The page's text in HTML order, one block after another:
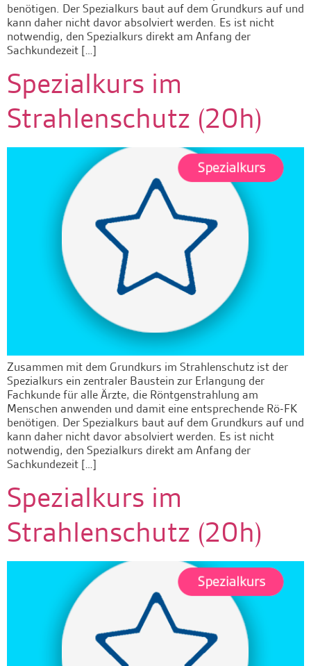
benötigen. Der Spezialkurs baut auf dem Grundkurs auf und
kann daher nicht davor absolviert werden. Es ist nicht
notwendig, den Spezialkurs direkt am Anfang der
Sachkundezeit […]
Spezialkurs im
Strahlenschutz (20h)
Zusammen mit dem Grundkurs im Strahlenschutz ist der
Spezialkurs ein zentraler Baustein zur Erlangung der
Fachkunde für alle Ärzte, die Röntgenstrahlung am
Menschen anwenden und damit eine entsprechende Rö-FK
benötigen. Der Spezialkurs baut auf dem Grundkurs auf und
kann daher nicht davor absolviert werden. Es ist nicht
notwendig, den Spezialkurs direkt am Anfang der
Sachkundezeit […]
Spezialkurs im
Strahlenschutz (20h)